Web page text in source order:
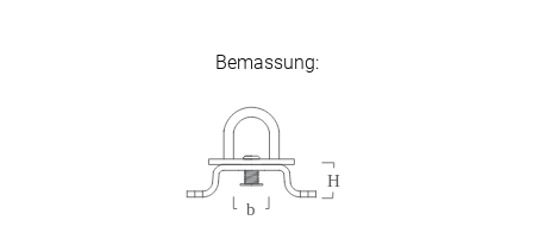
Bemassung: